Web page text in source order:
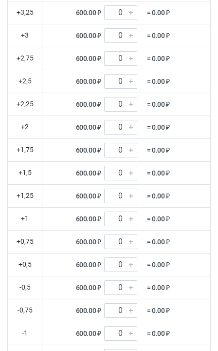
+3,25 600.00 ₽ = 0.00 ₽
+3 600.00 ₽ = 0.00 ₽
+2,75 600.00 ₽ = 0.00 ₽
+2,5 600.00 ₽ = 0.00 ₽
+2,25 600.00 ₽ = 0.00 ₽
+2 600.00 ₽ = 0.00 ₽
+1,75 600.00 ₽ = 0.00 ₽
+1,5 600.00 ₽ = 0.00 ₽
+1,25 600.00 ₽ = 0.00 ₽
+1 600.00 ₽ = 0.00 ₽
+0,75 600.00 ₽ = 0.00 ₽
+0,5 600.00 ₽ = 0.00 ₽
-0,5 600.00 ₽ = 0.00 ₽
-0,75 600.00 ₽ = 0.00 ₽
-1 600.00 ₽ = 0.00 ₽